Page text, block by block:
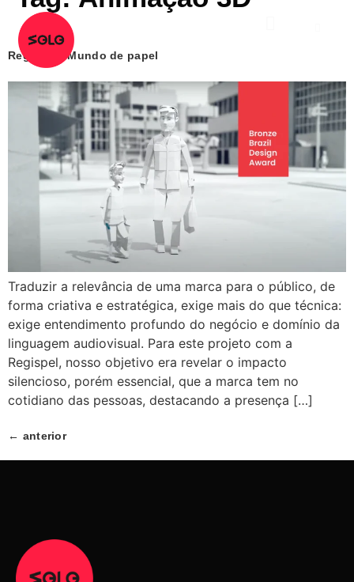
Regispel | Mundo de papel
Traduzir a relevância de uma marca para o público, de
forma criativa e estratégica, exige mais do que técnica:
exige entendimento profundo do negócio e domínio da
linguagem audiovisual. Para este projeto com a
Regispel, nosso objetivo era revelar o impacto
silencioso, porém essencial, que a marca tem no
cotidiano das pessoas, destacando a presença […]
← anterior